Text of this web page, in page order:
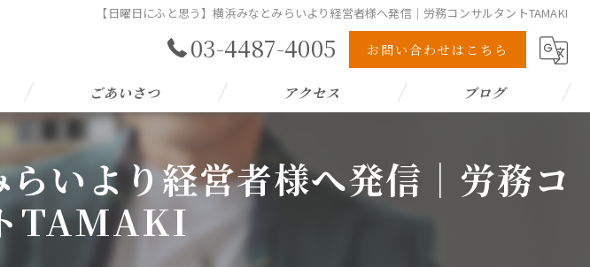
【日曜日にふと思う】横浜みなとみらいより経営者様へ発信｜労務コンサルタントTAMAKI
03-4487-4005 お問い合わせはこちら
ごあいさつ アクセス ブログ
いより経営者様へ発信｜労務コ
TAMAKI